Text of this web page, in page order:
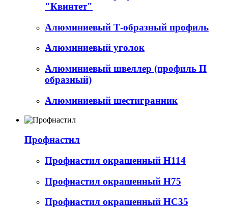
"Квинтет"
Алюминиевый Т-образный профиль
Алюминиевый уголок
Алюминиевый швеллер (профиль П
образный)
Алюминиевый шестигранник
Профнастил
Профнастил окрашенный Н114
Профнастил окрашенный Н75
Профнастил окрашенный НС35